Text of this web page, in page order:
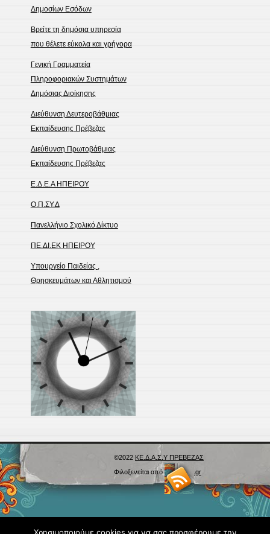
Δημοσίων Εσόδων
Βρείτε τη δημόσια υπηρεσία
που θέλετε εύκολα και γρήγορα
Γενική Γραμματεία
Πληροφοριακών Συστημάτων
Δημόσιας Διοίκησης
Διεύθυνση Δευτεροβάθμιας
Εκπαίδευσης Πρέβεζας
Διεύθυνση Πρωτοβάθμιας
Εκπαίδευσης Πρέβεζας
Ε.Δ.Ε.Α ΗΠΕΙΡΟΥ
Ο.Π.ΣΥ.Δ
Πανελλήνιο Σχολικό Δίκτυο
ΠΕ.ΔΙ.ΕΚ ΗΠΕΙΡΟΥ
Υπουργείο Παιδείας ,
Θρησκευμάτων και Αθλητισμού
©2022 ΚΕ.Δ.Α.Σ.Υ ΠΡΕΒΕΖΑΣ
Φιλοξενείται απόBlogs.sch.gr